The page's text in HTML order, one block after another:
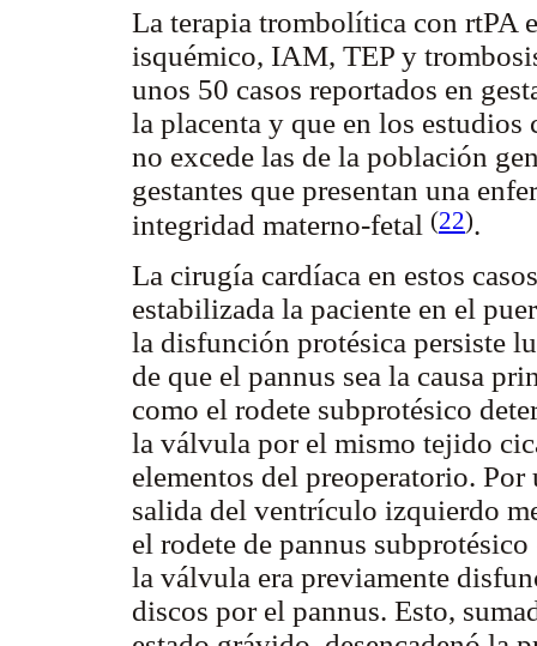
La terapia trombolítica con rtPA
isquémico, IAM, TEP y
unos 50 casos reportados en
la placenta y que en los estudios
no excede las de la población
gestantes que presentan una
integridad materno-fetal (22).
La cirugía cardíaca en estos
estabilizada la paciente en el
la disfunción protésica persiste
de que el pannus sea la causa
como el rodete subprotésico
la válvula por el mismo tejido
elementos del preoperatorio.
salida del ventrículo izquierdo
el rodete de pannus
la válvula era previamente
discos por el pannus. Esto,